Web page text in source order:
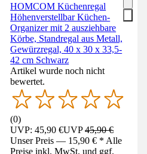
HOMCOM Küchenregal
Höhenverstellbar Küchen-
Organizer mit 2 ausziehbare
Körbe, Standregal aus Metall,
Gewürzregal, 40 x 30 x 33,5-
42 cm Schwarz
Artikel wurde noch nicht
bewertet.
(0)
UVP: 45,90 €UVP45,90 €
Unser Preis — 15,90 € * Alle
Preise inkl. MwSt. und ggf.